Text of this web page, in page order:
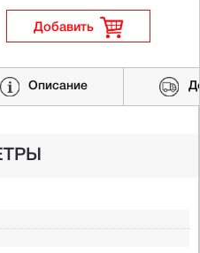
Добавить
Описание